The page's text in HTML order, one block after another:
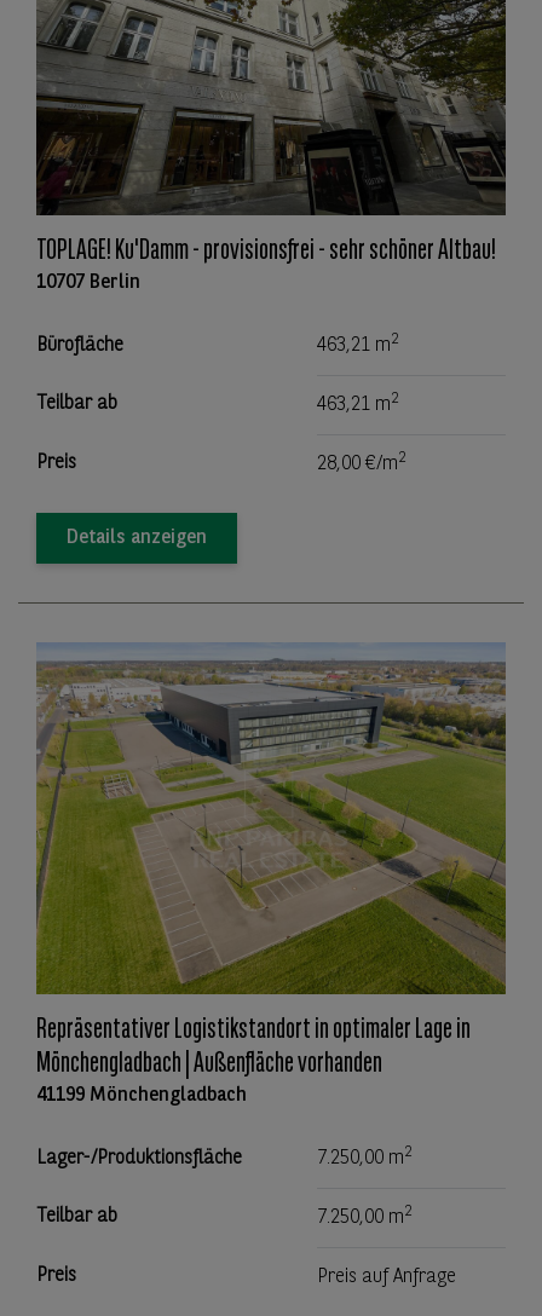
TOPLAGE! Ku'Damm - provisionsfrei - sehr schöner Altbau!
10707 Berlin
Bürofläche 463,21 m2
Teilbar ab 463,21 m2
Preis 28,00 €/m2
Details anzeigen
Repräsentativer Logistikstandort in optimaler Lage in
Mönchengladbach | Außenfläche vorhanden
41199 Mönchengladbach
Lager-/Produktionsfläche 7.250,00 m2
Teilbar ab 7.250,00 m2
Preis Preis auf Anfrage